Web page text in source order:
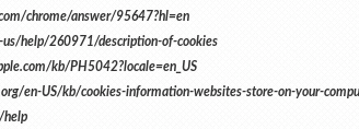
chrome/answer/95647?hl=en
help/260971/description-of-cookies
kb/PH5042?locale=en_US
en-US/kb/cookies-information-websites-store-on-your-
help